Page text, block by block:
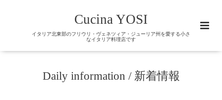
Cucina YOSI
イタリア北東部のフリウリ・ヴェネツィア・ジューリア州を愛する小さ
なイタリア料理店です
Daily information / 新着情報